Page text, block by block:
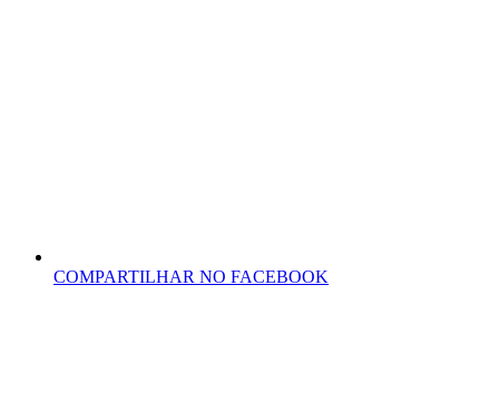
COMPARTILHAR NO FACEBOOK